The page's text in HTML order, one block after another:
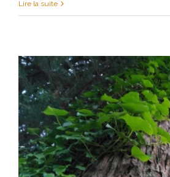
Lire la suite